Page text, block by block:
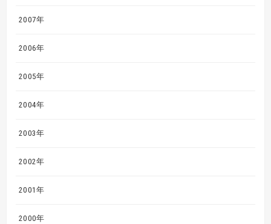
2007年
2006年
2005年
2004年
2003年
2002年
2001年
2000年